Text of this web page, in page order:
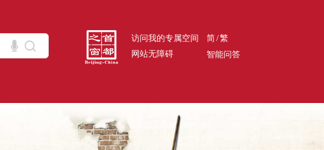
访问我的专属空间 简/繁
网站无障碍
智能问答